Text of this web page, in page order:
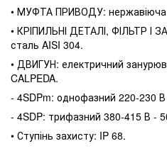
• МУФТА ПРИВОДУ: нержавіюча
• КРІПИЛЬНІ ДЕТАЛІ, ФІЛЬТР І
сталь AISI 304.
• ДВИГУН: електричний
CALPEDA.
- 4SDPm: однофазний 220-230
- 4SDP: трифазний 380-415 В -
• Ступінь захисту: IP 68.